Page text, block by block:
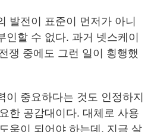
발전이 표준이 먼저가 아니
인할 수 없다. 과거 넷스케이
쟁 중에도 그런 일이 횡행했
이 중요하다는 것도 인정하지
한 공감대이다. 대체로 사용
움이 되어야 하는데, 지금 살